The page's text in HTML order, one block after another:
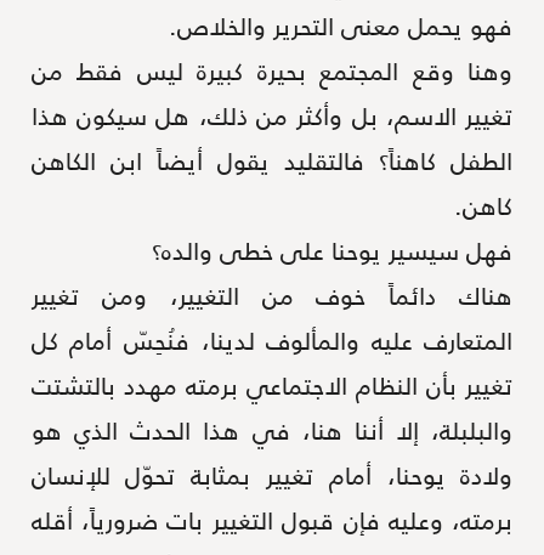
فهو يحمل معنى التحرير والخلاص.
وهنا وقع المجتمع بحيرة كبيرة ليس فقط من
تغيير الاسم، بل وأكثر من ذلك، هل سيكون هذا
الطفل كاهناً؟ فالتقليد يقول أيضاً ابن الكاهن
كاهن.
فهل سيسير يوحنا على خطى والده؟
هناك دائماً خوف من التغيير، ومن تغيير
المتعارف عليه والمألوف لدينا، فنُحِسّ أمام كل
تغيير بأن النظام الاجتماعي برمته مهدد بالتشتت
والبلبلة، إلا أننا هنا، في هذا الحدث الذي هو
ولادة يوحنا، أمام تغيير بمثابة تحوّل للإنسان
برمته، وعليه فإن قبول التغيير بات ضرورياً، أقله